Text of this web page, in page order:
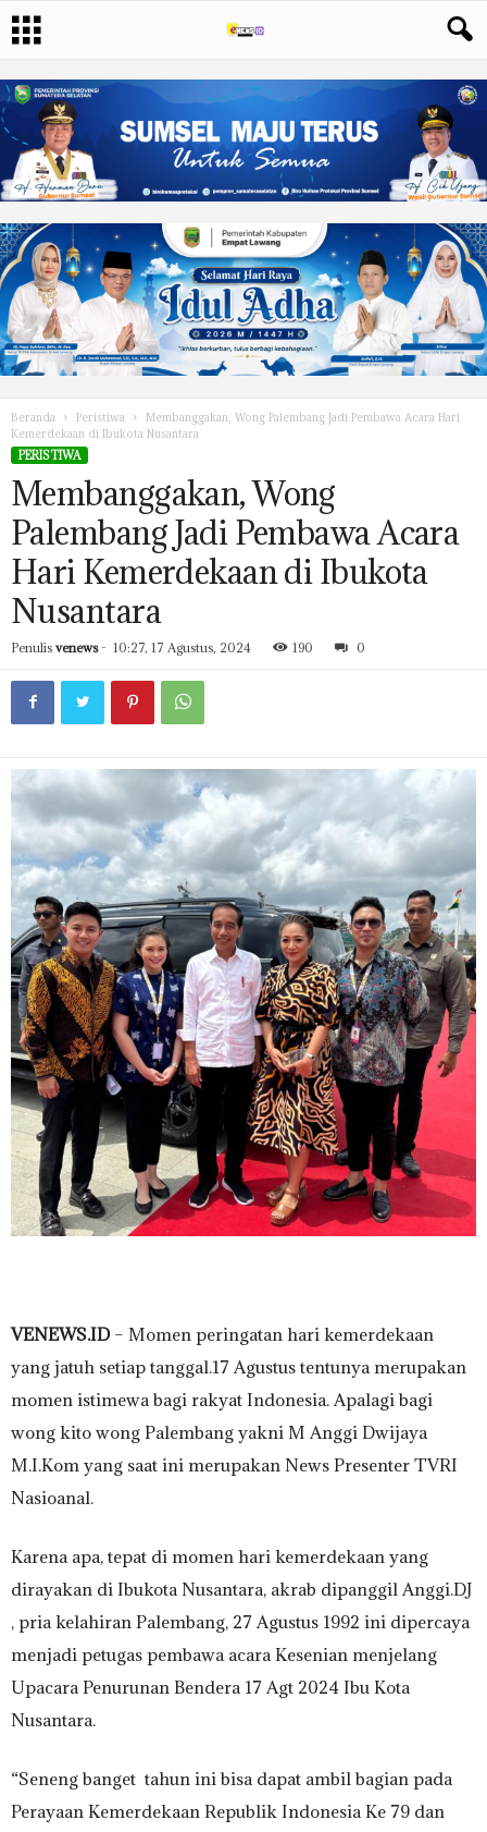
Beranda Peristiwa
Membanggakan, Wong Palembang Jadi Pembawa Acara Hari
Kemerdekaan di Ibukota Nusantara
PERISTIWA
Membanggakan, Wong
Palembang Jadi Pembawa Acara
Hari Kemerdekaan di Ibukota
Nusantara
Penulis venews- 10:27, 17 Agustus, 2024 190 0
VENEWS.ID– Momen peringatan hari kemerdekaan
yang jatuh setiap tanggal.17 Agustus tentunya merupakan
momen istimewa bagi rakyat Indonesia. Apalagi bagi
wong kito wong Palembang yakni M Anggi Dwijaya
M.I.Kom yang saat ini merupakan News Presenter TVRI
Nasioanal.
Karena apa, tepat di momen hari kemerdekaan yang
dirayakan di Ibukota Nusantara, akrab dipanggil Anggi.DJ
, pria kelahiran Palembang, 27 Agustus 1992 ini dipercaya
menjadi petugas pembawa acara Kesenian menjelang
Upacara Penurunan Bendera 17 Agt 2024 Ibu Kota
Nusantara.
“Seneng banget tahun ini bisa dapat ambil bagian pada
Perayaan Kemerdekaan Republik Indonesia Ke 79 dan